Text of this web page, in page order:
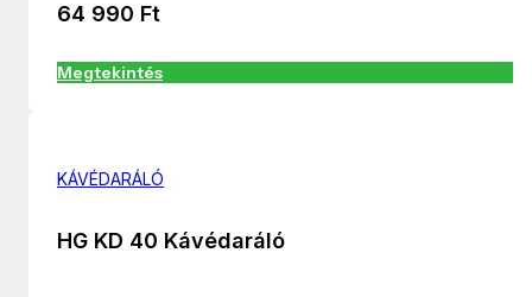
64 990 Ft
Megtekintés
KÁVÉDARÁLÓ
HG KD 40 Kávédaráló